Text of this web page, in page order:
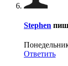
Stephen
Ответить